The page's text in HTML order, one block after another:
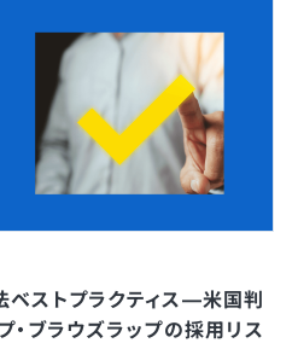
ストプラクティス—米国判
・ブラウズラップの採用リス